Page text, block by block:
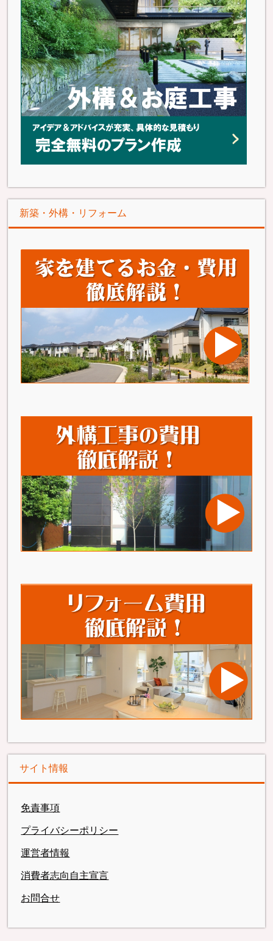
新築・外構・リフォーム
サイト情報
免責事項
プライバシーポリシー
運営者情報
消費者志向自主宣言
お問合せ